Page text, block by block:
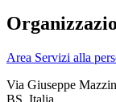
Area Servizi alla
Via Giuseppe